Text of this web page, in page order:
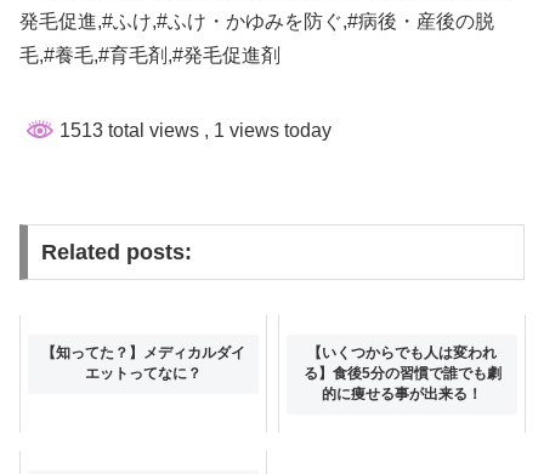
発毛促進,#ふけ,#ふけ・かゆみを防ぐ,#病後・産後の脱
毛,#養毛,#育毛剤,#発毛促進剤
1513 total views , 1 views today
Related posts:
【知ってた？】メディカルダイ
エットってなに？
【いくつからでも人は変われ
る】食後5分の習慣で誰でも劇
的に痩せる事が出来る！